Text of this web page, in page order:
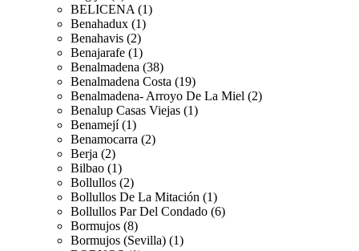
BELICENA (1)
Benahadux (1)
Benahavis (2)
Benajarafe (1)
Benalmadena (38)
Benalmadena Costa (19)
Benalmadena- Arroyo De La Miel (2)
Benalup Casas Viejas (1)
Benamejí (1)
Benamocarra (2)
Berja (2)
Bilbao (1)
Bollullos (2)
Bollullos De La Mitación (1)
Bollullos Par Del Condado (6)
Bormujos (8)
Bormujos (Sevilla) (1)